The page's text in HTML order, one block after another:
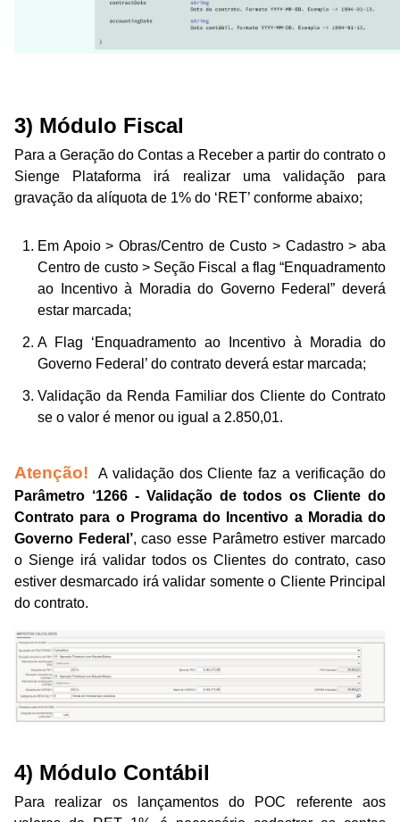
3) Módulo Fiscal
Para a Geração do Contas a Receber a partir do contrato o
Sienge Plataforma irá realizar uma validação para
gravação da alíquota de 1% do ‘RET’ conforme abaixo;
Em Apoio > Obras/Centro de Custo > Cadastro > aba
Centro de custo > Seção Fiscal a flag “Enquadramento
ao Incentivo à Moradia do Governo Federal” deverá
estar marcada;
A Flag ‘Enquadramento ao Incentivo à Moradia do
Governo Federal’ do contrato deverá estar marcada;
Validação da Renda Familiar dos Cliente do Contrato
se o valor é menor ou igual a 2.850,01.
Atenção! A validação dos Cliente faz a verificação do
Parâmetro ‘1266 - Validação de todos os Cliente do
Contrato para o Programa do Incentivo a Moradia do
Governo Federal’, caso esse Parâmetro estiver marcado
o Sienge irá validar todos os Clientes do contrato, caso
estiver desmarcado irá validar somente o Cliente Principal
do contrato.
4) Módulo Contábil
Para realizar os lançamentos do POC referente aos